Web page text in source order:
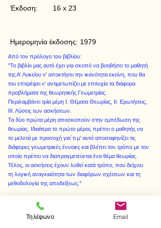
Έκδοση:
16 x 23
Ημερομηνία έκδοσης: 1979
Από τον πρόλογο του βιβλίου:
"Το βιβλίο μας αυτό έχει για σκοπό να βοηθήσει το μαθητή
της Α' Λυκείου ν' αποκτήσει την ικανότητα εκείνη, που θα
του επιτρέψει ν' αντιμετωπίζει με επιτυχία τα διάφορα
προβλήματα της θεωρητικής Γεωμετρίας.
Περιλαμβάνει τρία μέρη Ι. Θέματα Θεωρίας, ΙΙ. Ερωτήσεις,
ΙΙΙ. Λύσεις των ασκήσεων.
Τα δύο πρώτα μέρη αποσκοπούν στην εμπέδωση της
θεωρίας. Ιδιαίτερα το πρώτο μέρος πρέπει ο μαθητής να
το μελετά με προσοχή για΄τι μ' αυτό αποσαφηνίζει τις
διάφορες γεωμετρικές έννοιες και βλέπει τον τρόπο με τον
οποίο πρέπει να διαπραγμετεύεται ένα θέμα θεωρίας.
Τέλος, οι ασκήσεις έχουν λυθεί κατά τρόπο, που δείχνει
τη λογική αναγκιαότητα των διαφόρων σχέσεων και τη
μεθοδολογία της αποδείξεως."
Τηλέφωνο Email